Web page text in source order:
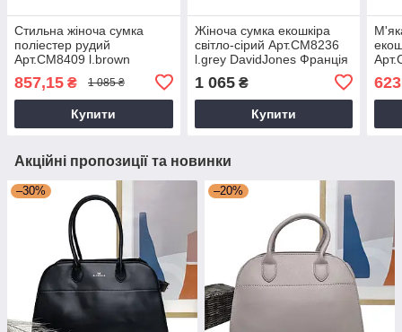
Стильна жіноча сумка
поліестер рудий
Арт.CM8409 l.brown
857,15 ₴ 1 085 ₴
Купити
Жіноча сумка екошкіра
світло-сірий Арт.CM8236
l.grey DavidJones Франція
1 065₴
Купити
623
Акційні пропозиції та новинки
–30% –20%